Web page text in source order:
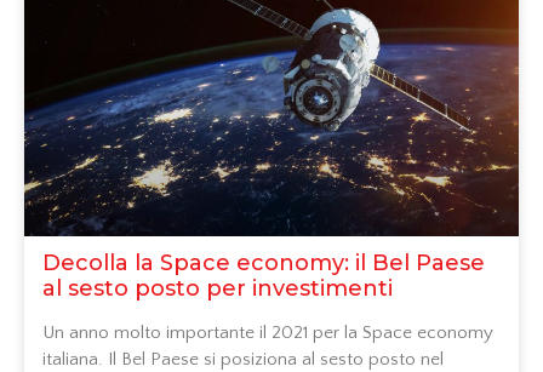
Decolla la Space economy: il Bel Paese
al sesto posto per investimenti
Un anno molto importante il 2021 per la Space economy
italiana. Il Bel Paese si posiziona al sesto posto nel